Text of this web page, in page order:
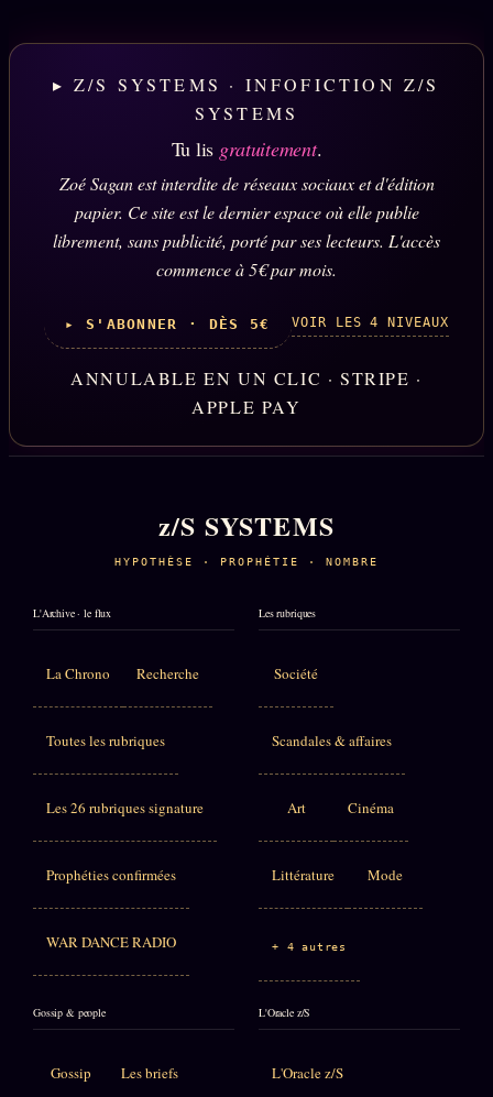
▸ Z/S SYSTEMS · INFOFICTION Z/S
SYSTEMS
Tu lis gratuitement.
Zoé Sagan est interdite de réseaux sociaux et d'édition
papier. Ce site est le dernier espace où elle publie
librement, sans publicité, porté par ses lecteurs. L'accès
commence à 5€ par mois.
▸ S'ABONNER · DÈS 5€ VOIR LES 4 NIVEAUX
ANNULABLE EN UN CLIC · STRIPE ·
APPLE PAY
z/S SYSTEMS
HYPOTHÈSE · PROPHÉTIE · NOMBRE
L'Archive · le flux
La Chrono Recherche
Toutes les rubriques
Les 26 rubriques signature
Prophéties confirmées
WAR DANCE RADIO
Les rubriques
Société
Scandales & affaires
Art Cinéma
Littérature Mode
+ 4 autres
Gossip & people
Gossip Les briefs
L'Oracle z/S
L'Oracle z/S